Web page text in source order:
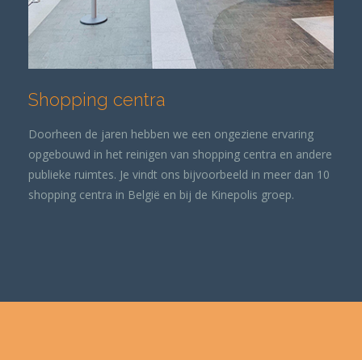
Shopping centra
Doorheen de jaren hebben we een ongeziene ervaring
opgebouwd in het reinigen van shopping centra en andere
publieke ruimtes. Je vindt ons bijvoorbeeld in meer dan 10
shopping centra in België en bij de Kinepolis groep.